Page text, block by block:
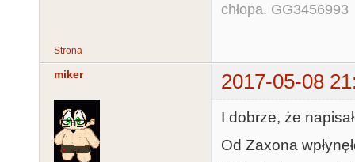
chłopa. GG3456993
Strona
miker 2017-05-08
I dobrze, że
Od Zaxona